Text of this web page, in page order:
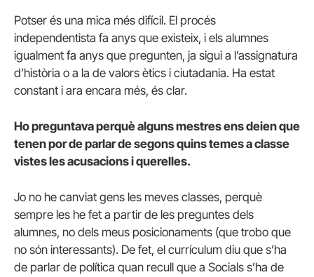
Potser és una mica més difícil. El procés
independentista fa anys que existeix, i els alumnes
igualment fa anys que pregunten, ja sigui a l’assignatura
d’història o a la de valors ètics i ciutadania. Ha estat
constant i ara encara més, és clar.
Ho preguntava perquè alguns mestres ens deien que
tenen por de parlar de segons quins temes a classe
vistes les acusacions i querelles.
Jo no he canviat gens les meves classes, perquè
sempre les he fet a partir de les preguntes dels
alumnes, no dels meus posicionaments (que trobo que
no són interessants). De fet, el currículum diu que s’ha
de parlar de política quan recull que a Socials s’ha de